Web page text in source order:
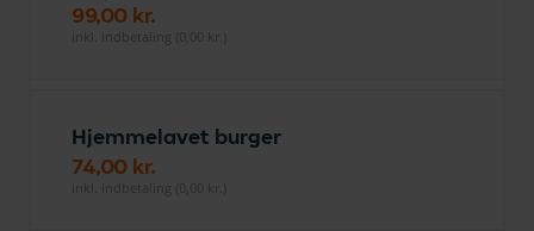
99,00 kr.
inkl. indbetaling (0,00 kr.)
Hjemmelavet burger
74,00 kr.
inkl. indbetaling (0,00 kr.)